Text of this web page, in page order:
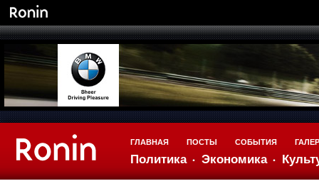
ГЛАВНАЯ
Политика Экономика
ПОСТЫ СОБЫТИЯ